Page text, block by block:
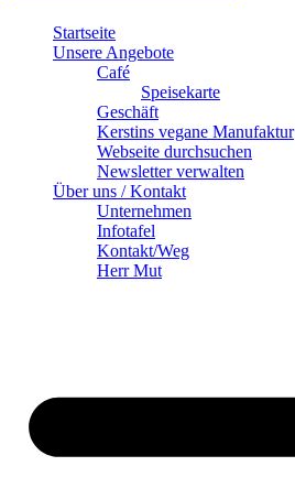
Startseite
Unsere Angebote
Café
Speisekarte
Geschäft
Kerstins vegane Manufaktur
Webseite durchsuchen
Newsletter verwalten
Über uns / Kontakt
Unternehmen
Infotafel
Kontakt/Weg
Herr Mut